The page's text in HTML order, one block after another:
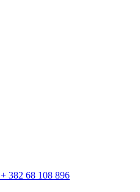
+ 382 68 108 896